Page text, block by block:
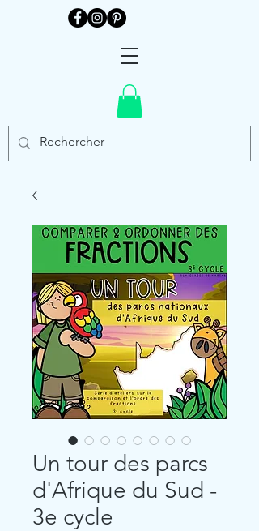
Un tour des parcs
d'Afrique du Sud -
3e cycle